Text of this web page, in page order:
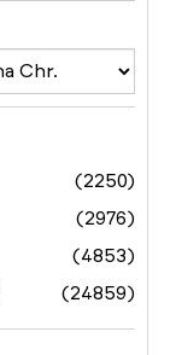
(2250)
(2976)
(4853)
(24859)